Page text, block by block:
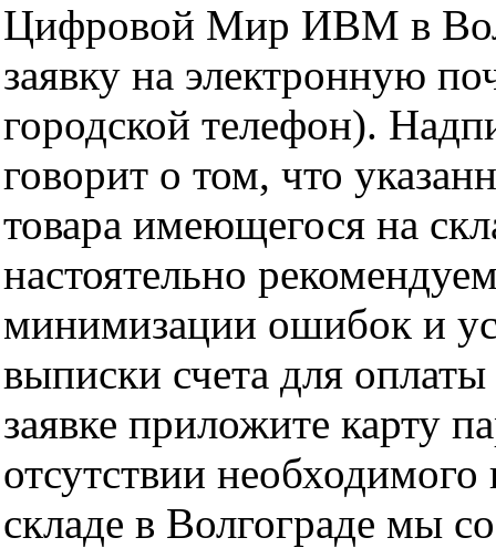
Цифровой Мир ИВМ в
заявку на электронную
городской телефон).
говорит о том, что
товара имеющегося на
настоятельно
минимизации ошибок и
выписки счета для
заявке приложите карту
отсутствии
складе в Волгограде мы